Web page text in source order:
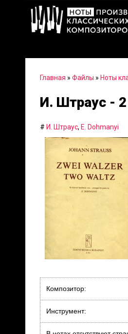
Главная » Файлы » Ноты
И. Штраус -
# И. Штраус, E. Dohmanyi
Композитор:
Инструмент: